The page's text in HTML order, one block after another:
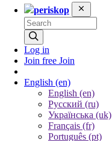
periskop
Log in
Join free Join
English (en)
English (en)
Русский (ru)
Українська (uk)
Français (fr)
Português (pt)